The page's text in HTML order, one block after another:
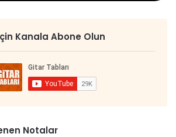
Kanala Abone Olun
Notalar